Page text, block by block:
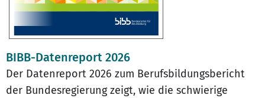
BIBB-Datenreport 2026
Der Datenreport 2026 zum Berufsbildungsbericht
der Bundesregierung zeigt, wie die schwierige